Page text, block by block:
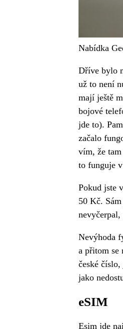
Nabídka
Dříve bylo
už to není
mají ještě
bojové
jde to).
začalo
vím, že
to funguje
Pokud jste
50 Kč.
Nevýhoda
a přitom se
české
jako
eSIM
Esim jde